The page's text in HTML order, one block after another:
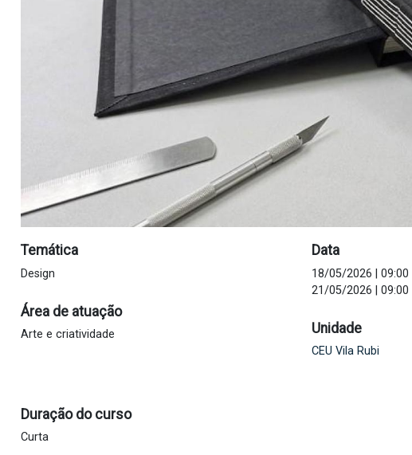
Temática
Design
Área de atuação
Arte e criatividade
Data
18/05/2026 | 09:00
21/05/2026 | 09:00
Unidade
CEU Vila Rubi
Duração do curso
Curta